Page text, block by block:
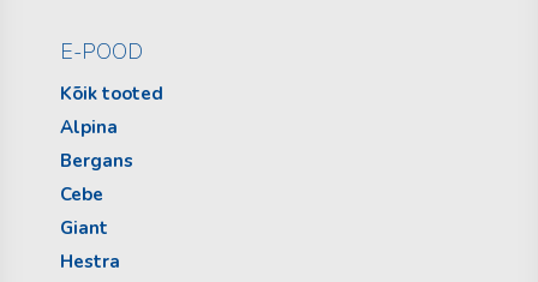
E-POOD
Kõik tooted
Alpina
Bergans
Cebe
Giant
Hestra